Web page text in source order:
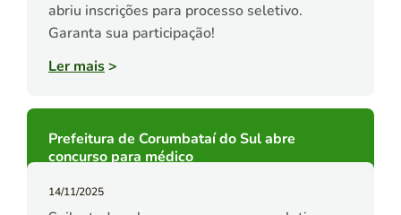
abriu inscrições para processo seletivo.
Garanta sua participação!
Ler mais>
Prefeitura de Corumbataí do Sul abre
concurso para médico
14/11/2025